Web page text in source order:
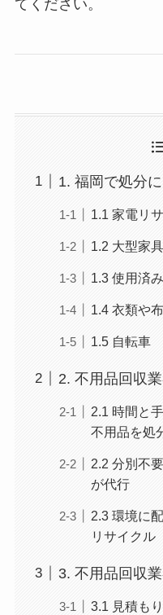
てください。
1. 福岡で処分
1.1 家電リ
1.2 大型家具
1.3 使用済
1.4 衣類や
1.5 自転車
2. 不用品回収
2.1 時間と
不用品を処
2.2 分別不
が代行
2.3 環境に
リサイクル
3. 不用品回収
3.1 見積も